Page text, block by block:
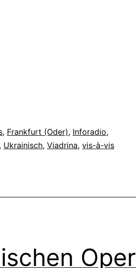
, Frankfurt (Oder), Inforadio,
, Ukrainisch, Viadrina, vis-à-vis
Oper